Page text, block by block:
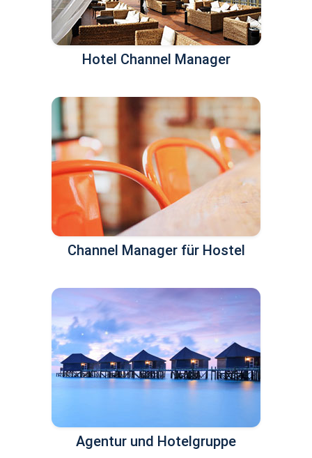
Hotel Channel Manager
Channel Manager für Hostel
Agentur und Hotelgruppe